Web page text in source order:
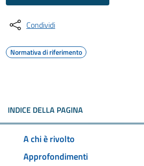
Condividi
Normativa di riferimento
INDICE DELLA PAGINA
A chi è rivolto
Approfondimenti